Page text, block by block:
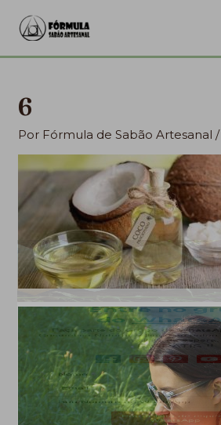
para
o
6
Por Fórmula de Sabão Artesanal/